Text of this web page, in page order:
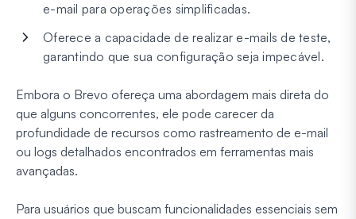
e-mail para operações simplificadas.
Oferece a capacidade de realizar e-mails de teste,
garantindo que sua configuração seja impecável.
Embora o Brevo ofereça uma abordagem mais direta do
que alguns concorrentes, ele pode carecer da
profundidade de recursos como rastreamento de e-mail
ou logs detalhados encontrados em ferramentas mais
avançadas.
Para usuários que buscam funcionalidades essenciais sem